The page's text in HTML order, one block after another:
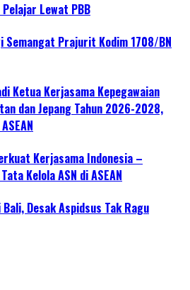
Lewat PBB
Semangat Prajurit Kodim 1708/BN
Ketua Kerjasama Kepegawaian
dan Jepang Tahun 2026-2028,
Kerjasama Indonesia –
Kelola ASN di ASEAN
Desak Aspidsus Tak Ragu